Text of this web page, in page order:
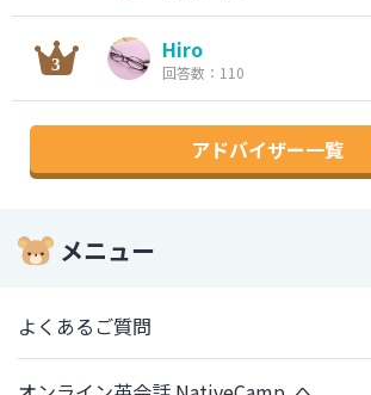
Hiro
回答数：110
アドバイザー一覧
メニュー
よくあるご質問